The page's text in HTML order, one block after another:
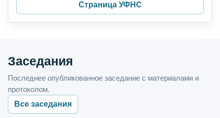
Страница УФНС
Заседания
Последнее опубликованное заседание с материалами и
протоколом.
Все заседания